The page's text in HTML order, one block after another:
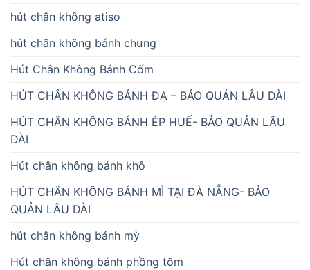
hút chân không atiso
hút chân không bánh chưng
Hút Chân Không Bánh Cốm
HÚT CHÂN KHÔNG BÁNH ĐA – BẢO QUẢN LÂU DÀI
HÚT CHÂN KHÔNG BÁNH ÉP HUẾ- BẢO QUẢN LÂU
DÀI
Hút chân không bánh khô
HÚT CHÂN KHÔNG BÁNH MÌ TẠI ĐÀ NẴNG- BẢO
QUẢN LÂU DÀI
hút chân không bánh mỳ
Hút chân không bánh phồng tôm